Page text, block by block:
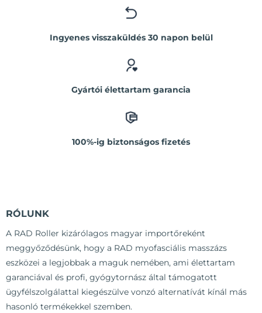
Ingyenes visszaküldés 30 napon belül
Gyártói élettartam garancia
100%-ig biztonságos fizetés
RÓLUNK
A RAD Roller kizárólagos magyar importőreként
meggyőződésünk, hogy a RAD myofasciális masszázs
eszközei a legjobbak a maguk nemében, ami élettartam
garanciával és profi, gyógytornász által támogatott
ügyfélszolgálattal kiegészülve vonzó alternatívát kínál más
hasonló termékekkel szemben.